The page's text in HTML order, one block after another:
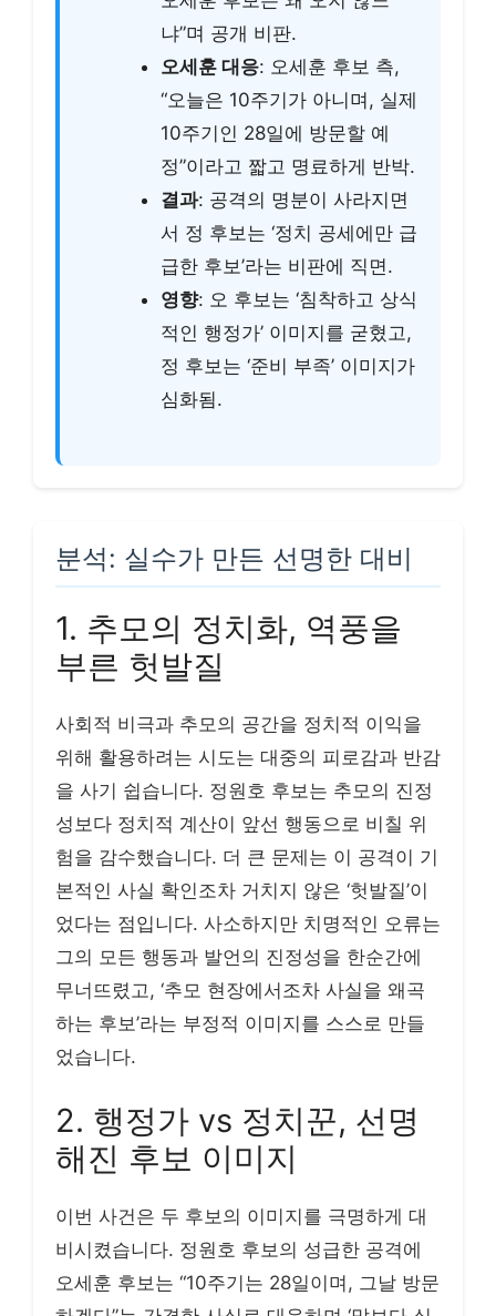
냐”며 공개 비판.
오세훈 대응: 오세훈 후보 측,
“오늘은 10주기가 아니며, 실제
10주기인 28일에 방문할 예
정”이라고 짧고 명료하게 반박.
결과: 공격의 명분이 사라지면
서 정 후보는 ‘정치 공세에만 급
급한 후보’라는 비판에 직면.
영향: 오 후보는 ‘침착하고 상식
적인 행정가’ 이미지를 굳혔고,
정 후보는 ‘준비 부족’ 이미지가
심화됨.
분석: 실수가 만든 선명한 대비
1. 추모의 정치화, 역풍을
부른 헛발질
사회적 비극과 추모의 공간을 정치적 이익을
위해 활용하려는 시도는 대중의 피로감과 반감
을 사기 쉽습니다. 정원호 후보는 추모의 진정
성보다 정치적 계산이 앞선 행동으로 비칠 위
험을 감수했습니다. 더 큰 문제는 이 공격이 기
본적인 사실 확인조차 거치지 않은 ‘헛발질’이
었다는 점입니다. 사소하지만 치명적인 오류는
그의 모든 행동과 발언의 진정성을 한순간에
무너뜨렸고, ‘추모 현장에서조차 사실을 왜곡
하는 후보’라는 부정적 이미지를 스스로 만들
었습니다.
2. 행정가 vs 정치꾼, 선명
해진 후보 이미지
이번 사건은 두 후보의 이미지를 극명하게 대
비시켰습니다. 정원호 후보의 성급한 공격에
오세훈 후보는 “10주기는 28일이며, 그날 방문